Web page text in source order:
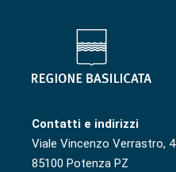
Contatti e indirizzi
Viale Vincenzo Verrastro, 4
85100 Potenza PZ